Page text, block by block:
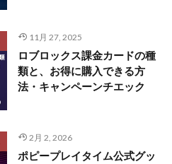
11月 27, 2025
ロブロックス課金カードの種
類と、お得に購入できる方
法・キャンペーンチエック
2月 2, 2026
ポピープレイタイム公式グッ